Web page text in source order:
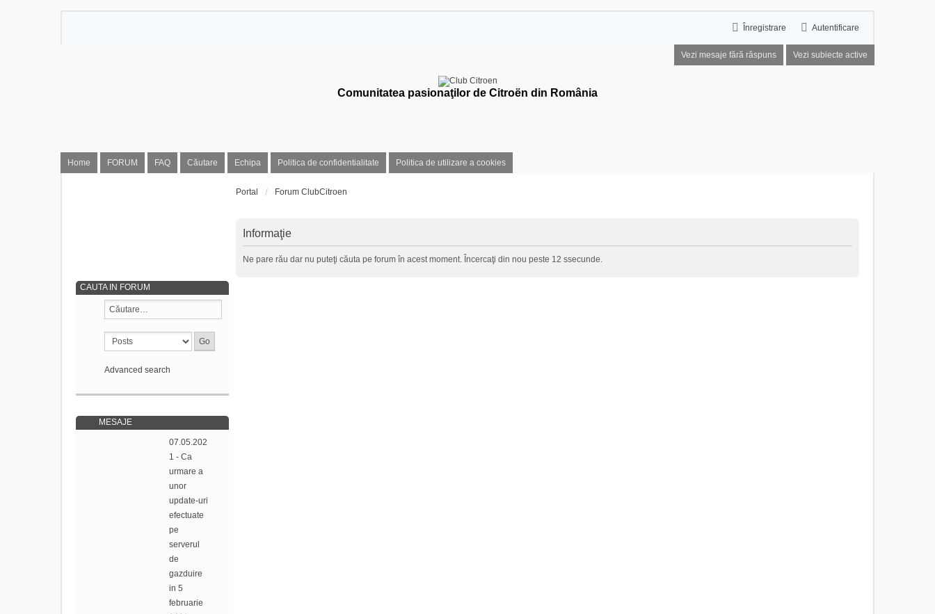
Autentificare
Înregistrare
Vezi mesaje fără răspuns Vezi subiecte active
Home FORUM FAQ Căutare Echipa Politica de confidentialitate Politica de utilizare a cookies
Comunitatea pasionaţilor de Citroën din România
Portal Forum ClubCitroen
Informaţie
Ne pare rău dar nu puteţi căuta pe forum în acest moment. Încercaţi din nou peste 12 ssecunde.
CAUTA IN FORUM
Advanced search
MESAJE
07.05.202
1 - Ca
urmare a
unor
update-uri
efectuate
pe
serverul
de
gazduire
in 5
februarie